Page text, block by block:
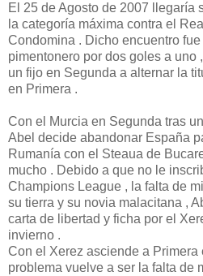
El 25 de Agosto de 2007 llegaría
la categoría máxima contra el
Condomina . Dicho encuentro
pimentonero por dos goles a uno
un fijo en Segunda a alternar la
en Primera .
Con el Murcia en Segunda tras
Abel decide abandonar España
Rumanía con el Steaua de
mucho . Debido a que no le
Champions League , la falta de
su tierra y su novia malacitana ,
carta de libertad y ficha por el
invierno .
Con el Xerez asciende a Primera
problema vuelve a ser la falta de